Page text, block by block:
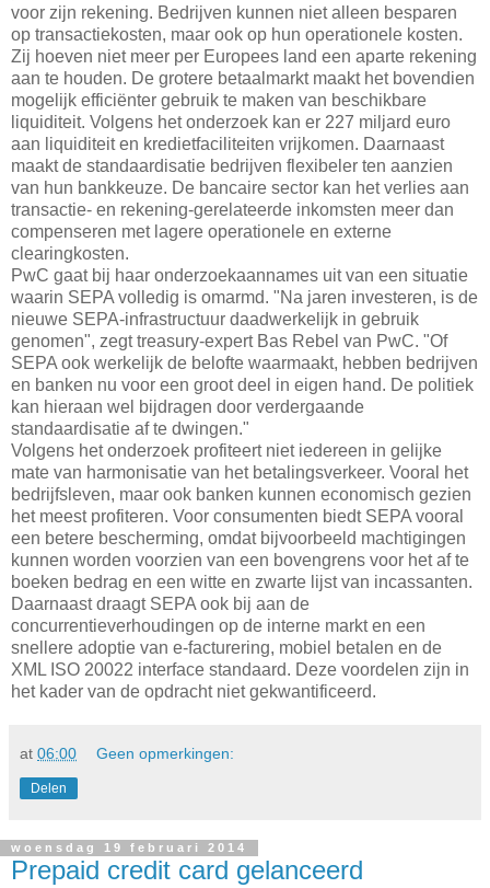
voor zijn rekening. Bedrijven kunnen niet alleen besparen
op transactiekosten, maar ook op hun operationele kosten.
Zij hoeven niet meer per Europees land een aparte rekening
aan te houden. De grotere betaalmarkt maakt het bovendien
mogelijk efficiënter gebruik te maken van beschikbare
liquiditeit. Volgens het onderzoek kan er 227 miljard euro
aan liquiditeit en kredietfaciliteiten vrijkomen. Daarnaast
maakt de standaardisatie bedrijven flexibeler ten aanzien
van hun bankkeuze. De bancaire sector kan het verlies aan
transactie- en rekening-gerelateerde inkomsten meer dan
compenseren met lagere operationele en externe
clearingkosten.
PwC gaat bij haar onderzoekaannames uit van een situatie
waarin SEPA volledig is omarmd. "Na jaren investeren, is de
nieuwe SEPA-infrastructuur daadwerkelijk in gebruik
genomen", zegt treasury-expert Bas Rebel van PwC. "Of
SEPA ook werkelijk de belofte waarmaakt, hebben bedrijven
en banken nu voor een groot deel in eigen hand. De politiek
kan hieraan wel bijdragen door verdergaande
standaardisatie af te dwingen."
Volgens het onderzoek profiteert niet iedereen in gelijke
mate van harmonisatie van het betalingsverkeer. Vooral het
bedrijfsleven, maar ook banken kunnen economisch gezien
het meest profiteren. Voor consumenten biedt SEPA vooral
een betere bescherming, omdat bijvoorbeeld machtigingen
kunnen worden voorzien van een bovengrens voor het af te
boeken bedrag en een witte en zwarte lijst van incassanten.
Daarnaast draagt SEPA ook bij aan de
concurrentieverhoudingen op de interne markt en een
snellere adoptie van e-facturering, mobiel betalen en de
XML ISO 20022 interface standaard. Deze voordelen zijn in
het kader van de opdracht niet gekwantificeerd.
at 06:00 Geen opmerkingen:
Delen
woensdag 19 februari 2014
Prepaid credit card gelanceerd